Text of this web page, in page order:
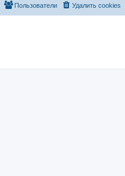
Удалить cookies
Пользователи